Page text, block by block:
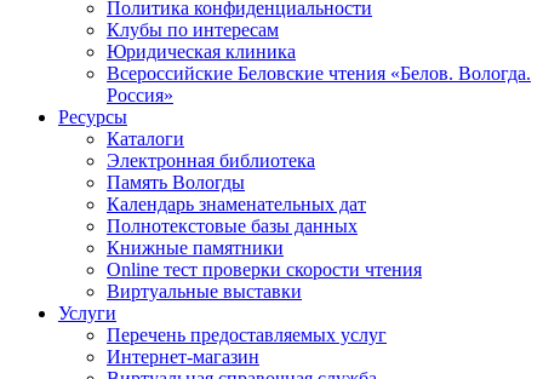
Политика конфиденциальности
Клубы по интересам
Юридическая клиника
Всероссийские Беловские чтения «Белов. Вологда.
Россия»
Ресурсы
Каталоги
Электронная библиотека
Память Вологды
Календарь знаменательных дат
Полнотекстовые базы данных
Книжные памятники
Online тест проверки скорости чтения
Виртуальные выставки
Услуги
Перечень предоставляемых услуг
Интернет-магазин